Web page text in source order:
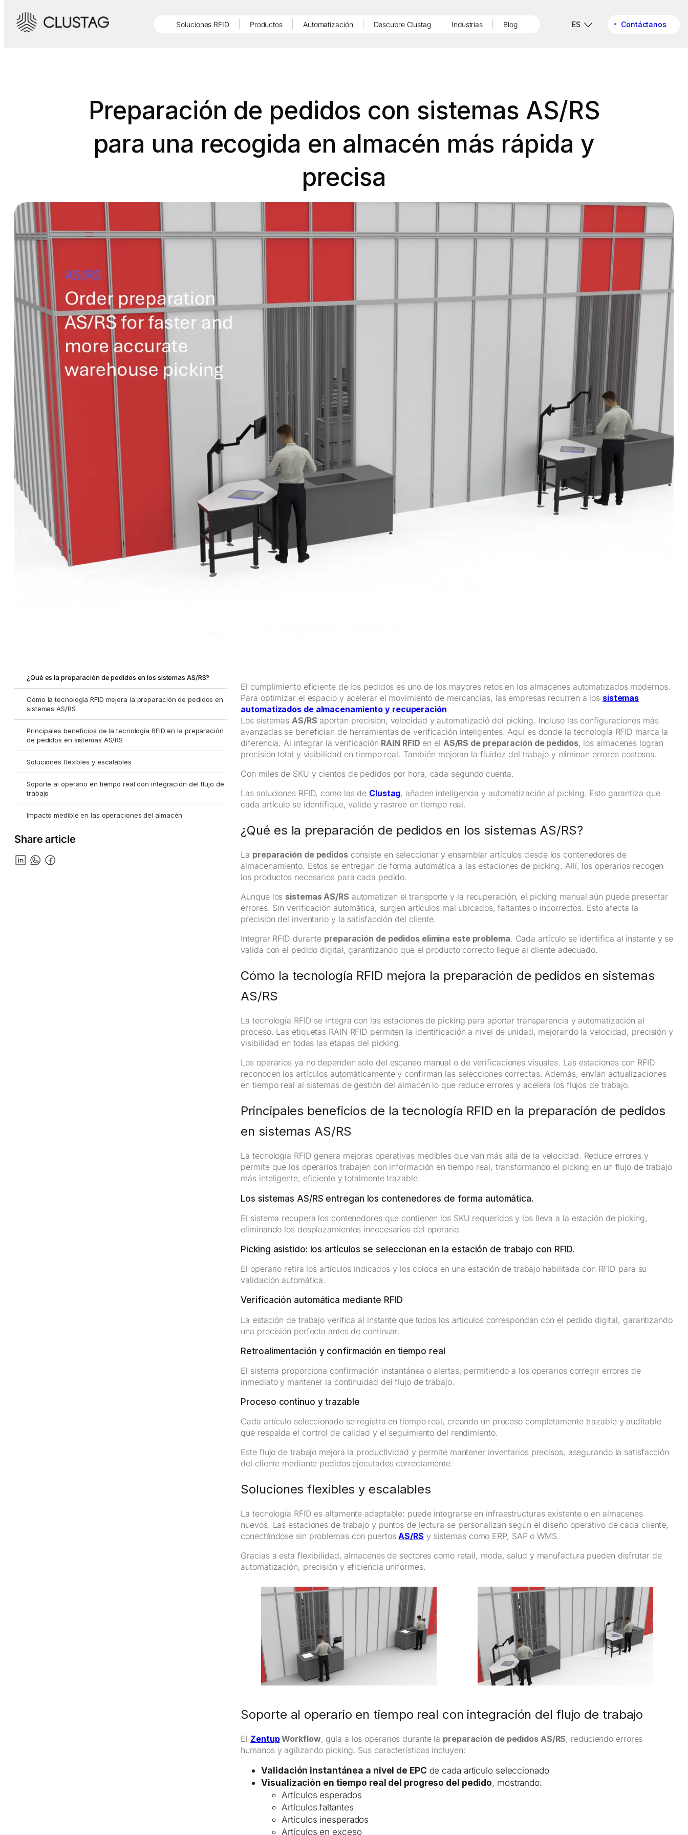
contenido
Soluciones RFID Productos Automatización Descubre Clustag Industrias Blog ES Contáctanos
Preparación de pedidos con sistemas AS/RS
para una recogida en almacén más rápida y
precisa
¿Qué es la preparación de pedidos en los sistemas AS/RS?
Cómo la tecnología RFID mejora la preparación de pedidos en
sistemas AS/RS
Principales beneficios de la tecnología RFID en la preparación
de pedidos en sistemas AS/RS
Soluciones flexibles y escalables
Soporte al operario en tiempo real con integración del flujo de
trabajo
Impacto medible en las operaciones del almacén
Share article
El cumplimiento eficiente de los pedidos es uno de los mayores retos en los almacenes automatizados modernos.
Para optimizar el espacio y acelerar el movimiento de mercancías, las empresas recurren a los sistemas
automatizados de almacenamiento y recuperación.
Los sistemasAS/RS aportan precisión, velocidad y automatizació del picking. Incluso las configuraciones más
avanzadas se benefician de herramientas de verificación inteligentes. Aquí es donde la tecnología RFID marca la
diferencia. Al integrar la verificación RAIN RFID en el AS/RS de preparación de pedidos, los almacenes logran
precisión total y visibilidad en tiempo real. También mejoran la fluidez del trabajo y eliminan errores costosos.
Con miles de SKU y cientos de pedidos por hora, cada segundo cuenta.
Las soluciones RFID, como las de Clustag, añaden inteligencia y automatización al picking. Esto garantiza que
cada artículo se identifique, valide y rastree en tiempo real.
¿Qué es la preparación de pedidos en los sistemas AS/RS?
La preparación de pedidosconsiste en seleccionar y ensamblar artículos desde los contenedores de
almacenamiento. Estos se entregan de forma automática a las estaciones de picking. Allí, los operarios recogen
los productos necesarios para cada pedido.
Aunque los sistemas AS/RS automatizan el transporte y la recuperación, el picking manual aún puede presentar
errores. Sin verificación automática, surgen artículos mal ubicados, faltantes o incorrectos. Esto afecta la
precisión del inventario y la satisfacción del cliente.
Integrar RFID durante preparación de pedidos elimina este problema. Cada artículo se identifica al instante y se
valida con el pedido digital, garantizando que el producto correcto llegue al cliente adecuado.
Cómo la tecnología RFID mejora la preparación de pedidos en sistemas
AS/RS
La tecnología RFID se integra con las estaciones de picking para aportar transparencia y automatización al
proceso. Las etiquetas RAIN RFID permiten la identificación a nivel de unidad, mejorando la velocidad, precisión y
visibilidad en todas las etapas del picking.
Los operarios ya no dependen solo del escaneo manual o de verificaciones visuales. Las estaciones con RFID
reconocen los artículos automáticamente y confirman las selecciones correctas. Además, envían actualizaciones
en tiempo real al sistemas de gestión del almacén lo que reduce errores y acelera los flujos de trabajo.
Principales beneficios de la tecnología RFID en la preparación de pedidos
en sistemas AS/RS
La tecnología RFID genera mejoras operativas medibles que van más allá de la velocidad. Reduce errores y
permite que los operarios trabajen con información en tiempo real, transformando el picking en un flujo de trabajo
más inteligente, eficiente y totalmente trazable.
Los sistemas AS/RS entregan los contenedores de forma automática.
El sistema recupera los contenedores que contienen los SKU requeridos y los lleva a la estación de picking,
eliminando los desplazamientos innecesarios del operario.
Picking asistido: los artículos se seleccionan en la estación de trabajo con RFID.
El operario retira los artículos indicados y los coloca en una estación de trabajo habilitada con RFID para su
validación automática.
Verificación automática mediante RFID
La estación de trabajo verifica al instante que todos los artículos correspondan con el pedido digital, garantizando
una precisión perfecta antes de continuar.
Retroalimentación y confirmación en tiempo real
El sistema proporciona confirmación instantánea o alertas, permitiendo a los operarios corregir errores de
inmediato y mantener la continuidad del flujo de trabajo.
Proceso continuo y trazable
Cada artículo seleccionado se registra en tiempo real, creando un proceso completamente trazable y auditable
que respalda el control de calidad y el seguimiento del rendimiento.
Este flujo de trabajo mejora la productividad y permite mantener inventarios precisos, asegurando la satisfacción
del cliente mediante pedidos ejecutados correctamente.
Soluciones flexibles y escalables
La tecnología RFID es altamente adaptable: puede integrarse en infraestructuras existente o en almacenes
nuevos. Las estaciones de trabajo y puntos de lectura se personalizan según el diseño operativo de cada cliente,
conectándose sin problemas con puertosAS/RS y sistemas como ERP, SAP o WMS.
Gracias a esta flexibilidad, almacenes de sectores como retail, moda, salud y manufactura pueden disfrutar de
automatización, precisión y eficiencia uniformes.
Soporte al operario en tiempo real con integración del flujo de trabajo
El ZentupWorkflow, guía a los operarios durante la preparación de pedidos AS/RS, reduciendo errores
humanos y agilizando picking. Sus características incluyen:
Validación instantánea a nivel de EPC de cada artículo seleccionado
Visualización en tiempo real del progreso del pedido, mostrando:
Artículos esperados
Artículos faltantes
Artículos inesperados
Artículos en exceso